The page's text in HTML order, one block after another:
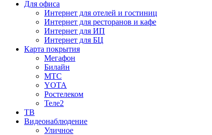
Для офиса
Интернет для отелей и гостиниц
Интернет для ресторанов и кафе
Интернет для ИП
Интернет для БЦ
Карта покрытия
Мегафон
Билайн
МТС
YOTA
Ростелеком
Теле2
ТВ
Видеонаблюдение
Уличное